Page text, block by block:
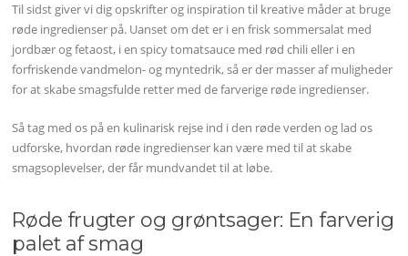
Til sidst giver vi dig opskrifter og inspiration til kreative måder at bruge
røde ingredienser på. Uanset om det er i en frisk sommersalat med
jordbær og fetaost, i en spicy tomatsauce med rød chili eller i en
forfriskende vandmelon- og myntedrik, så er der masser af muligheder
for at skabe smagsfulde retter med de farverige røde ingredienser.
Så tag med os på en kulinarisk rejse ind i den røde verden og lad os
udforske, hvordan røde ingredienser kan være med til at skabe
smagsoplevelser, der får mundvandet til at løbe.
Røde frugter og grøntsager: En farverig
palet af smag